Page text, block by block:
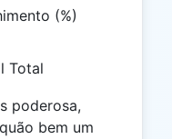
(%)
Total
poderosa,
bem um